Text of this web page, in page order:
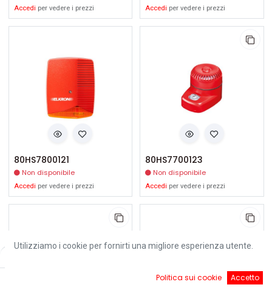
Accedi per vedere i prezzi Accedi per vedere i prezzi
80HS7800121
Non disponibile
Accedi per vedere i prezzi
80HS7700123
Non disponibile
Accedi per vedere i prezzi
Utilizziamo i cookie per fornirti una migliore esperienza utente.
Politica sui cookie Accetto